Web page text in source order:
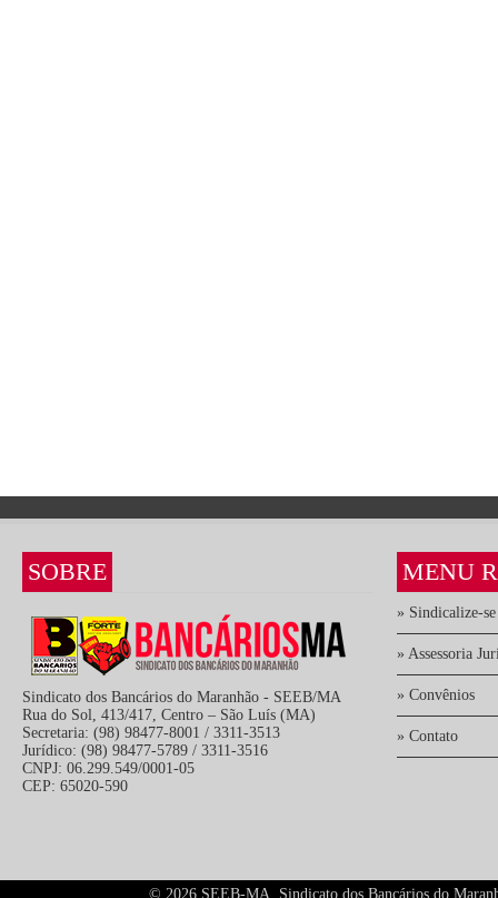
SOBRE
Sindicato dos Bancários do Maranhão - SEEB/MA
Rua do Sol, 413/417, Centro – São Luís (MA)
Secretaria: (98) 98477-8001 / 3311-3513
Jurídico: (98) 98477-5789 / 3311-3516
CNPJ: 06.299.549/0001-05
CEP: 65020-590
MENU
» Sindicalize-se
» Assessoria
» Convênios
» Contato
© 2026 SEEB-MA. Sindicato dos Bancários do